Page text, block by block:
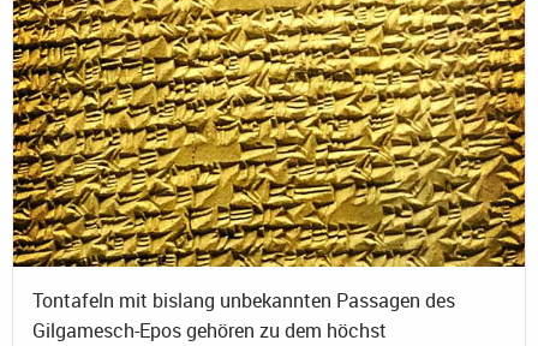
Tontafeln mit bislang unbekannten Passagen des
Gilgamesch-Epos gehören zu dem höchst